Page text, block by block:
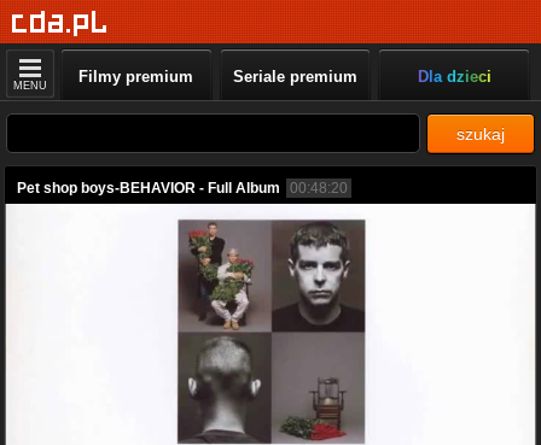
MENU Filmy premium Seriale premium Dla dzieci
szukaj
Pet shop boys-BEHAVIOR - Full Album 00:48:20